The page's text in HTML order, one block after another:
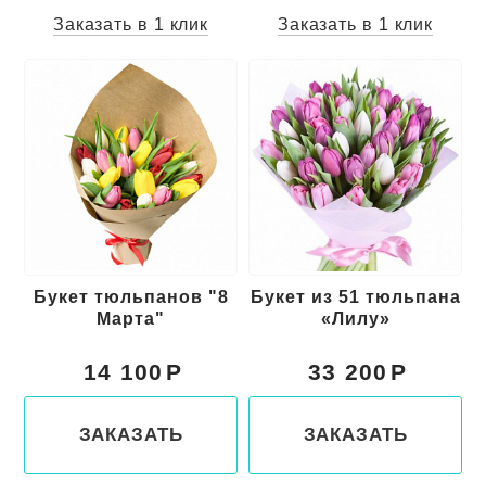
Заказать в 1 клик Заказать в 1 клик
Букет тюльпанов "8
Марта"
14 100
ЗАКАЗАТЬ
Букет из 51 тюльпана
«Лилу»
33 200
ЗАКАЗАТЬ